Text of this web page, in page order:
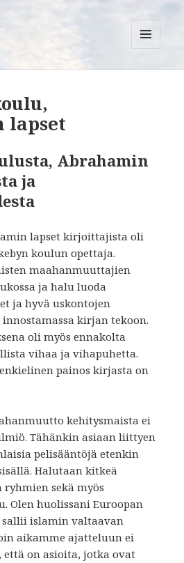
JA
lapset
Abrahamin
ja
lapset kirjoittajista oli
koulun opettaja.
maahanmuuttajien
ja halu luoda
ja hyvä uskontojen
kirjan tekoon.
oli myös ennakolta
vihaa ja vihapuhetta.
painos kirjasta on
kehitysmaista ei
Tähänkin asiaan liittyen
pelisääntöjä etenkin
Halutaan kitkeä
sekä myös
Olen huolissani Euroopan
islamin valtaavan
aikamme ajatteluun ei
on asioita, jotka ovat